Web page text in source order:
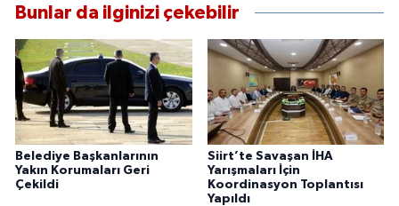
Bunlar da ilginizi çekebilir
Belediye Başkanlarının
Yakın Korumaları Geri
Çekildi
Siirt’te Savaşan İHA
Yarışmaları İçin
Koordinasyon Toplantısı
Yapıldı